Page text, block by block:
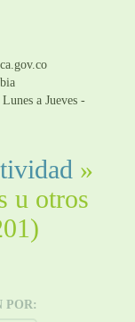
Lunes a Jueves -
»
u otros
POR: